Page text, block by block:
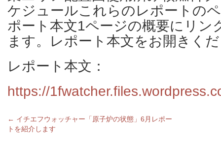
ケジュールこれらのレポートの
ポート本文1ページの概要にリン
ます。レポート本文をお開きく
レポート本文：
https://
← イチエフウォッチャー「原子炉の状態」6月レポー
トを紹介します